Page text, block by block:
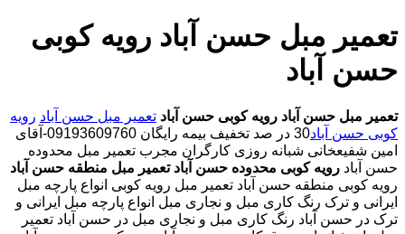
تعمیر مبل حسن آباد رویه کوبی
حسن آباد
تعمیر مبل حسن آباد رویه کوبی حسن آباد تعمیر مبل حسن آباد رویه
کوبی حسن آباد
30 در صد تخفیف بیمه رایگان 09193609760-آقای
امین شفیعخانی شبانه روزی کارگران مجرب تعمیر مبل محدوده
حسن آباد رویه کوبی محدوده حسن آباد تعمیر مبل منطقه حسن آباد
رویه کوبی منطقه حسن آباد تعمیر مبل رویه کوبی انواع پارچه مبل
ایرانی و ترک رنگ کاری مبل و نجاری مبل انواع پارچه مبل ایرانی و
ترک در حسن آباد رنگ کاری مبل و نجاری مبل در حسن آباد تعمیر